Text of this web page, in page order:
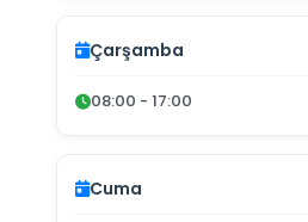
Çarşamba
08:00 - 17:00
Cuma